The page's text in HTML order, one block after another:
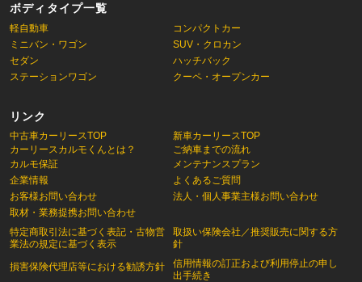
ボディタイプ一覧
軽自動車
コンパクトカー
ミニバン・ワゴン
SUV・クロカン
セダン
ハッチバック
ステーションワゴン
クーペ・オープンカー
リンク
中古車カーリースTOP
カーリースカルモくんとは？
新車カーリースTOP
ご納車までの流れ
カルモ保証
企業情報
お客様お問い合わせ
取材・業務提携お問い合わせ
特定商取引法に基づく表記・古物営
業法の規定に基づく表示
損害保険代理店等における勧誘方針
メンテナンスプラン
よくあるご質問
法人・個人事業主様お問い合わせ
取扱い保険会社／推奨販売に関する方
針
信用情報の訂正および利用停止の申し
出手続き